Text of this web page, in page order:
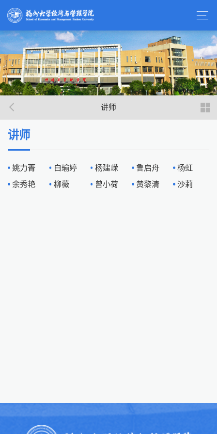
讲师
讲师
姚力菁 白瑜婷 杨建嵘 鲁启舟
杨虹
余秀艳
柳薇 曾小荷 黄黎清 沙莉